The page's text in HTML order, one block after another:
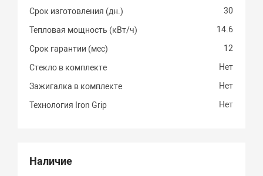
Срок изготовления (дн.) 30
Тепловая мощность (кВт/ч) 14.6
Срок гарантии (мес) 12
Стекло в комплекте Нет
Зажигалка в комплекте Нет
Технология Iron Grip Нет
Наличие